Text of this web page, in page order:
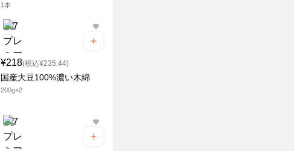
1本
¥218(税込¥235.44)
国産大豆100%濃い木綿
200g×2